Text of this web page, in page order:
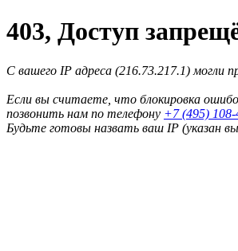
403, Доступ
С вашего IP адреса (216.73.217.1) могли
Если вы считаете, что блокировка
позвонить нам по телефону +7 (495) 108-
Будьте готовы назвать ваш IP (указан